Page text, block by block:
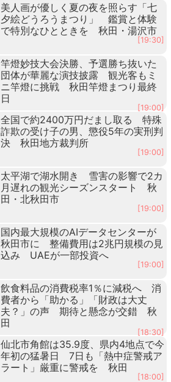
美人画が優しく夏の夜を照らす「七
夕絵どうろうまつり」 鑑賞と体験
で特別なひとときを 秋田・湯沢市
[19:30]
竿燈妙技大会決勝、予選勝ち抜いた
団体が華麗な演技披露 観光客もミ
ニ竿燈に挑戦 秋田竿燈まつり最終
日
[19:00]
全国で約2400万円だまし取る 特殊
詐欺の受け子の男、懲役5年の実刑判
決 秋田地方裁判所
[19:00]
太平湖で湖水開き 雪害の影響で2カ
月遅れの観光シーズンスタート 秋
田・北秋田市
[19:00]
国内最大規模のAIデータセンターが
秋田市に 整備費用は2兆円規模の見
込み UAEが一部投資へ
[19:00]
飲食料品の消費税率1％に減税へ 消
費者から「助かる」「財政は大丈
夫？」の声 期待と懸念が交錯 秋
田
[18:30]
仙北市角館は35.9度、県内4地点で今
年初の猛暑日 7日も「熱中症警戒ア
ラート」厳重に警戒を 秋田
[18:00]